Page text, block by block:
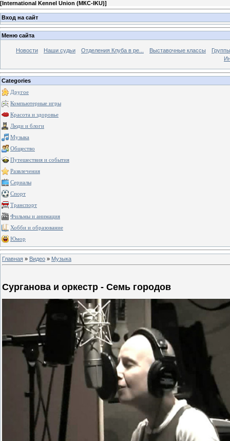
[International Kennel Union (МКС-IKU)]
Вход на сайт
Меню сайта
Новости Наши судьи Отделения Клуба в ре... Выставочные классы
Categories
Другое
Компьютерные игры
Красота и здоровье
Люди и блоги
Музыка
Общество
Путешествия и события
Развлечения
Сериалы
Спорт
Транспорт
Фильмы и анимация
Хобби и образование
Юмор
Главная » Видео » Музыка
Сурганова и оркестр - Семь городов